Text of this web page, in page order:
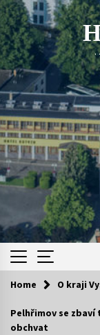
Skip
to
content
.
Kam za
Home O kraji
Pelhřimov se
obchvat